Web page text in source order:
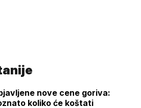
nove cene goriva:
koliko će koštati